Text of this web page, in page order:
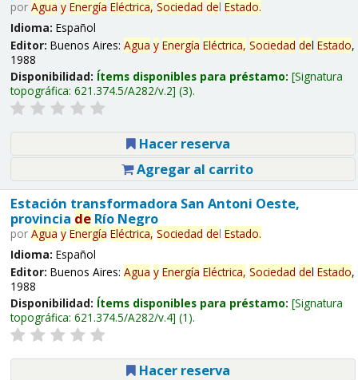
por Agua y Energía Eléctrica, Sociedad del Estado.
Idioma: Español
Editor: Buenos Aires: Agua y Energía Eléctrica, Sociedad del Estado,
1988
Disponibilidad: Ítems disponibles para préstamo: Signatura
topográfica: 621.374.5/A282/v.2 (3).
Hacer reserva
Agregar al carrito
Estación transformadora San Antoni Oeste,
provincia deRío Negro
por Agua y Energía Eléctrica, Sociedad del Estado.
Idioma: Español
Editor: Buenos Aires: Agua y Energía Eléctrica, Sociedad del Estado,
1988
Disponibilidad: Ítems disponibles para préstamo: Signatura
topográfica: 621.374.5/A282/v.4 (1).
Hacer reserva